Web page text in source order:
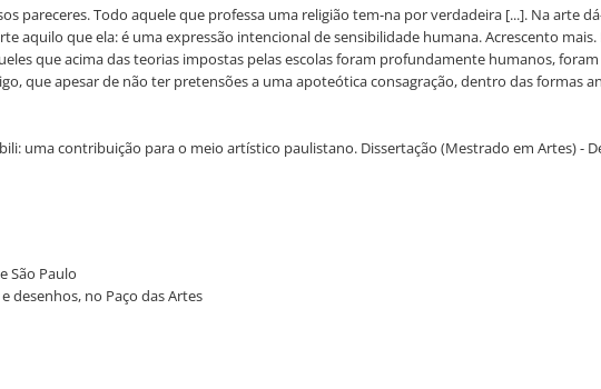
pareceres. Todo aquele que professa uma religião tem-na por verdadeira [...]. Na arte
aquilo que ela: é uma expressão intencional de sensibilidade humana. Acrescento
que acima das teorias impostas pelas escolas foram profundamente humanos,
que apesar de não ter pretensões a uma apoteótica consagração, dentro das formas
uma contribuição para o meio artístico paulistano. Dissertação (Mestrado em Artes) -
São Paulo
desenhos, no Paço das Artes